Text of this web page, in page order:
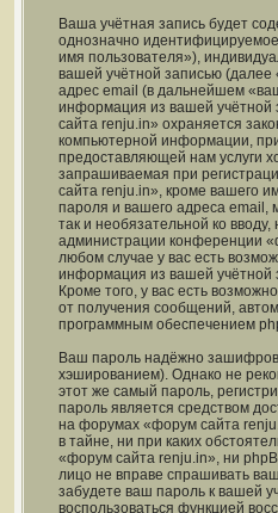
Ваша учётная запись будет
однозначно
имя пользователя»),
вашей учётной записью
адрес email (в дальнейшем
информация из вашей
сайта renju.in» охраняется
компьютерной информации,
предоставляющей нам услуги
запрашиваемая при
сайта renju.in», кроме вашего
пароля и вашего адреса email,
так и необязательной ко вводу,
администрации конференции
любом случае у вас есть
информация из вашей учётной
Кроме того, у вас есть
от получения сообщений,
программным обеспечением
Ваш пароль надёжно
хэшированием). Однако не
этот же самый пароль,
пароль является средством
на форумах «форум сайта
в тайне, ни при каких
«форум сайта renju.in», ни
лицо не вправе спрашивать
забудете ваш пароль к вашей
воспользоваться функцией